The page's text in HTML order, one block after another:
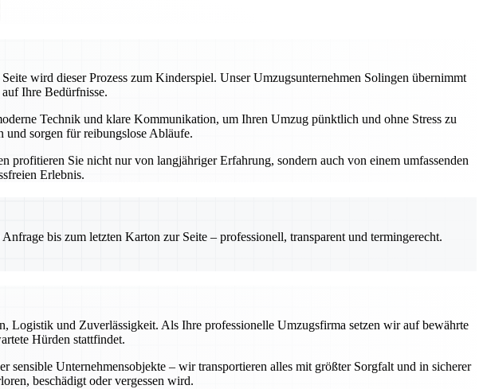
wird dieser Prozess zum Kinderspiel. Unser Umzugsunternehmen Solingen übernimmt
Ihre Bedürfnisse.
Technik und klare Kommunikation, um Ihren Umzug pünktlich und ohne Stress zu
und sorgen für reibungslose Abläufe.
profitieren Sie nicht nur von langjähriger Erfahrung, sondern auch von einem umfassenden
Erlebnis.
bis zum letzten Karton zur Seite – professionell, transparent und termingerecht.
Logistik und Zuverlässigkeit. Als Ihre professionelle Umzugsfirma setzen wir auf bewährte
Hürden stattfindet.
Unternehmensobjekte – wir transportieren alles mit größter Sorgfalt und in sicherer
beschädigt oder vergessen wird.